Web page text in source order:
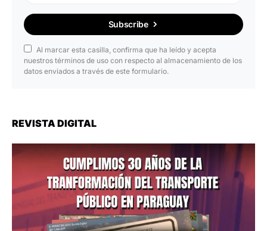
Subscribe
Al marcar esta casilla, confirma que ha leído y acepta
nuestros términos de uso con respecto al almacenamiento de los
datos enviados a través de este formulario.
REVISTA DIGITAL